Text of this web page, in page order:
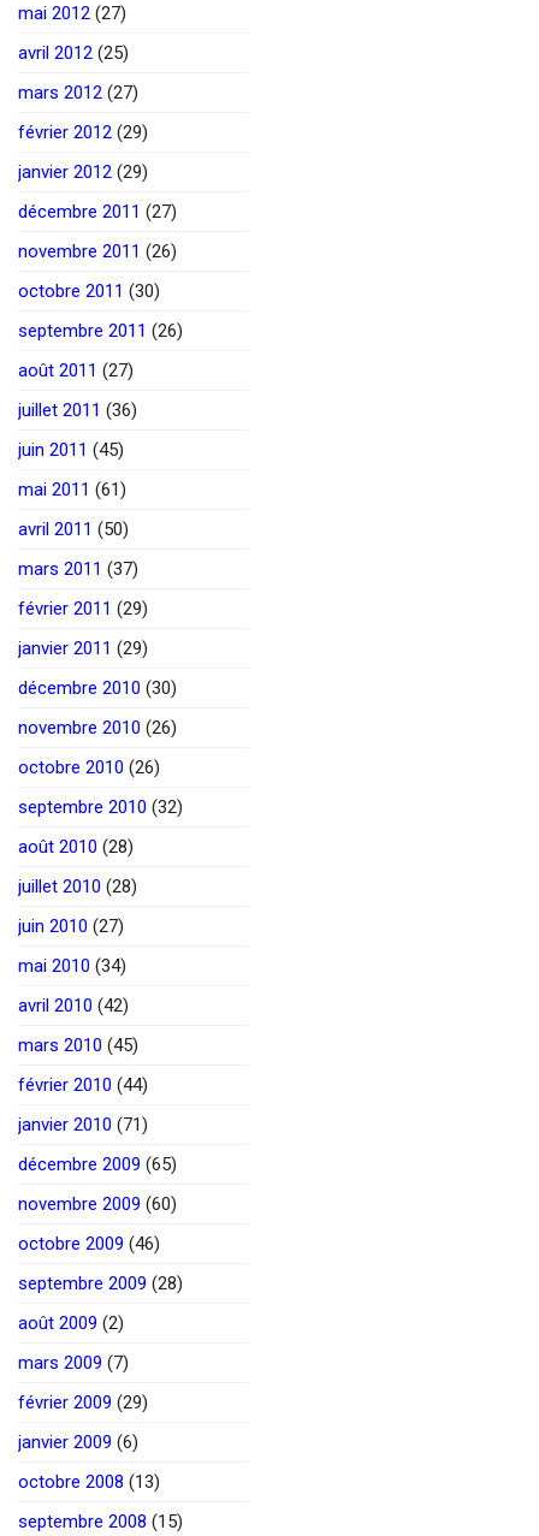
mai 2012 (27)
avril 2012 (25)
mars 2012 (27)
février 2012 (29)
janvier 2012 (29)
décembre 2011 (27)
novembre 2011 (26)
octobre 2011 (30)
septembre 2011 (26)
août 2011 (27)
juillet 2011 (36)
juin 2011 (45)
mai 2011 (61)
avril 2011 (50)
mars 2011 (37)
février 2011 (29)
janvier 2011 (29)
décembre 2010 (30)
novembre 2010 (26)
octobre 2010 (26)
septembre 2010 (32)
août 2010 (28)
juillet 2010 (28)
juin 2010 (27)
mai 2010 (34)
avril 2010 (42)
mars 2010 (45)
février 2010 (44)
janvier 2010 (71)
décembre 2009 (65)
novembre 2009 (60)
octobre 2009 (46)
septembre 2009 (28)
août 2009 (2)
mars 2009 (7)
février 2009 (29)
janvier 2009 (6)
octobre 2008 (13)
septembre 2008 (15)